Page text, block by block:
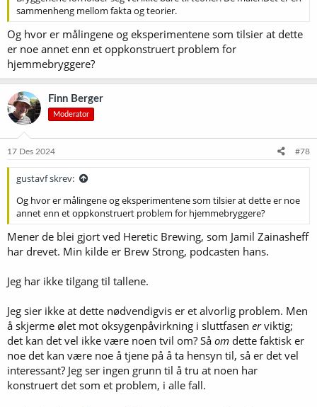
sammenheng mellom fakta og teorier.
Og hvor er målingene og eksperimentene som tilsier at dette
er noe annet enn et oppkonstruert problem for
hjemmebryggere?
Finn Berger
Moderator
17 Des 2024 #78
gustavf skrev:
Og hvor er målingene og eksperimentene som tilsier at dette er noe
annet enn et oppkonstruert problem for hjemmebryggere?
Mener de blei gjort ved Heretic Brewing, som Jamil Zainasheff
har drevet. Min kilde er Brew Strong, podcasten hans.
Jeg har ikke tilgang til tallene.
Jeg sier ikke at dette nødvendigvis er et alvorlig problem. Men
å skjerme ølet mot oksygenpåvirkning i sluttfasen erviktig;
det kan det vel ikke være noen tvil om? Så om dette faktisk er
noe det kan være noe å tjene på å ta hensyn til, så er det vel
interessant? Jeg ser ingen grunn til å tru at noen har
konstruert det som et problem, i alle fall.